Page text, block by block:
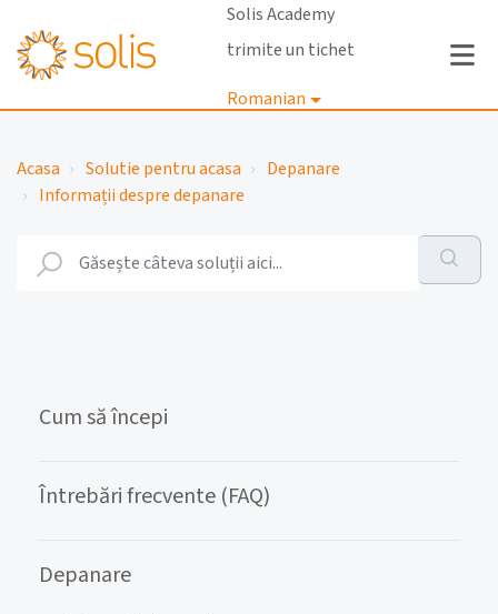
Solis Academy
trimite un tichet
Romanian
Autentificare
Acasa Solutie pentru acasa
Depanare
Informații despre depanare
Cum să începi
Întrebări frecvente (FAQ)
Depanare